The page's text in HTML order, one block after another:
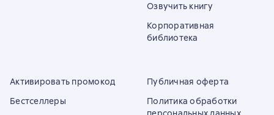
Озвучить книгу
Корпоративная
библиотека
Активировать промокод
Бестселлеры
Публичная оферта
Политика обработки